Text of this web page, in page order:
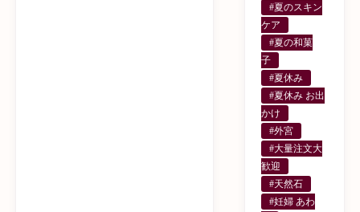
#夏のスキン
ケア
#夏の和菓
子
#夏休み
#夏休み お出
かけ
#外宮
#大量注文大
歓迎
#天然石
#妊婦 あわ